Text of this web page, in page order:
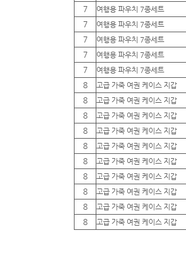
7
여행용 파우치 7종세트
7
여행용 파우치 7종세트
7
여행용 파우치 7종세트
7
여행용 파우치 7종세트
7
여행용 파우치 7종세트
8
고급 가죽 여권 케이스 지갑
8
고급 가죽 여권 케이스 지갑
8
고급 가죽 여권 케이스 지갑
8
고급 가죽 여권 케이스 지갑
8
고급 가죽 여권 케이스 지갑
8
고급 가죽 여권 케이스 지갑
8
고급 가죽 여권 케이스 지갑
8
고급 가죽 여권 케이스 지갑
8
고급 가죽 여권 케이스 지갑
8
고급 가죽 여권 케이스 지갑